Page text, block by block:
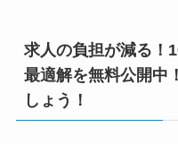
求人の負担が減る！
最適解を無料公開中
しょう！